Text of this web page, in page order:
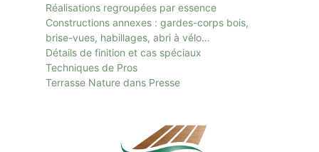
Réalisations regroupées par essence
Constructions annexes : gardes-corps bois,
brise-vues, habillages, abri à vélo…
Détails de finition et cas spéciaux
Techniques de Pros
Terrasse Nature dans Presse